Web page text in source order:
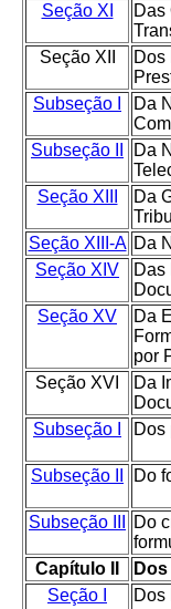
Seção XI
Das
Seção XII
Dos
Subseção I
Da
Subseção II
Da
Seção XIII
Da
Seção XIII-A Da
Seção XIV
Das
Seção XV
Da
por
Seção XVI
Da
Subseção I
Dos
Subseção II Do
Subseção III
Do
Capítulo II
Seção I
Dos